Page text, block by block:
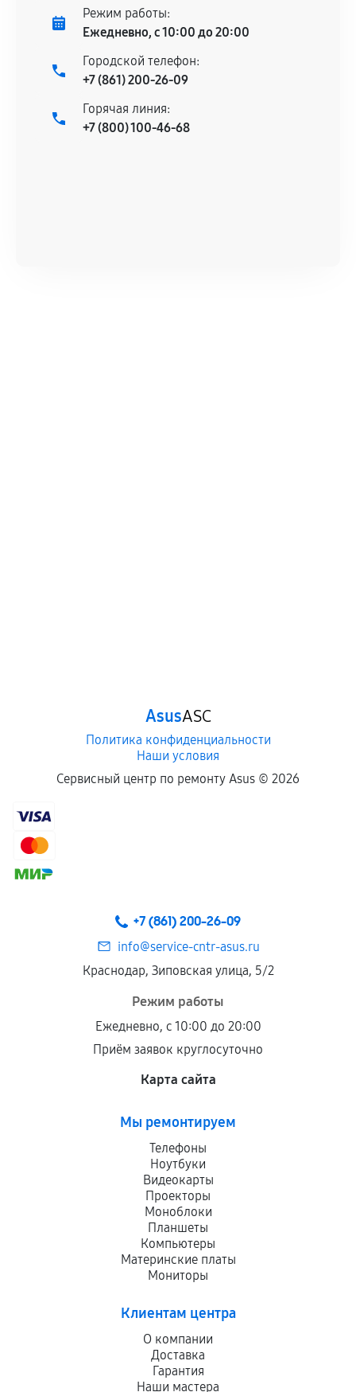
При этом гарантия на сами комплектующие
остается на стороне производителя или
сервисный центр ответственности не несет.
Режим работы:
Ежедневно, с 10:00 до 20:00
Городской телефон:
+7 (861) 200-26-09
Горячая линия:
+7 (800) 100-46-68
AsusASC
Политика конфиденциальности
Наши условия
Сервисный центр по ремонту Asus © 2026
+7 (861) 200-26-09
info@service-cntr-asus.ru
Краснодар, Зиповская улица, 5/2
Режим работы
Ежедневно, с 10:00 до 20:00
Приём заявок круглосуточно
Карта сайта
Мы ремонтируем
Телефоны
Ноутбуки
Видеокарты
Проекторы
Моноблоки
Планшеты
Компьютеры
Материнские платы
Мониторы
Клиентам центра
О компании
Доставка
Гарантия
Наши мастера